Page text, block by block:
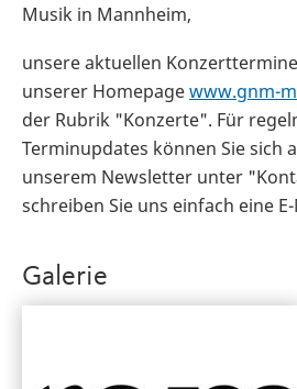
Musik in Mannheim,
unsere aktuellen
unserer Homepagewww.gnm-
der Rubrik "Konzerte". Für
Terminupdates können Sie sich
unserem Newsletter unter
schreiben Sie uns einfach eine
Galerie